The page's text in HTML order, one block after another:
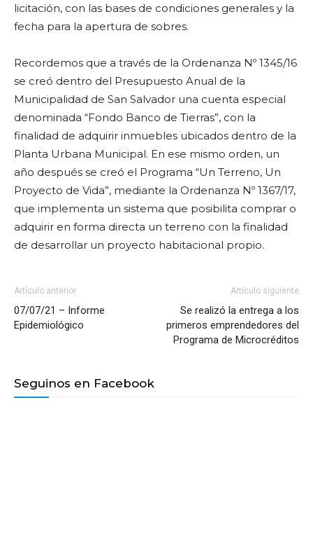
licitación, con las bases de condiciones generales y la
fecha para la apertura de sobres.
Recordemos que a través de la Ordenanza Nº 1345/16
se creó dentro del Presupuesto Anual de la
Municipalidad de San Salvador una cuenta especial
denominada “Fondo Banco de Tierras”, con la
finalidad de adquirir inmuebles ubicados dentro de la
Planta Urbana Municipal. En ese mismo orden, un
año después se creó el Programa “Un Terreno, Un
Proyecto de Vida”, mediante la Ordenanza Nº 1367/17,
que implementa un sistema que posibilita comprar o
adquirir en forma directa un terreno con la finalidad
de desarrollar un proyecto habitacional propio.
Artículo anterior
07/07/21 – Informe
Epidemiológico
Artículo siguiente
Se realizó la entrega a los
primeros emprendedores del
Programa de Microcréditos
Seguinos en Facebook